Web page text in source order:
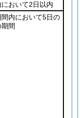
おいて2日以内
間内において5日の
間